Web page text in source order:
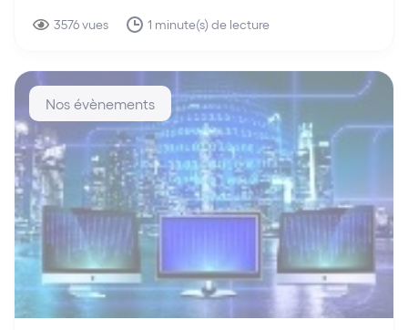
dans la période de crise économique et sanitaire
3576 vues 1 minute(s) de lecture
Nos évènements